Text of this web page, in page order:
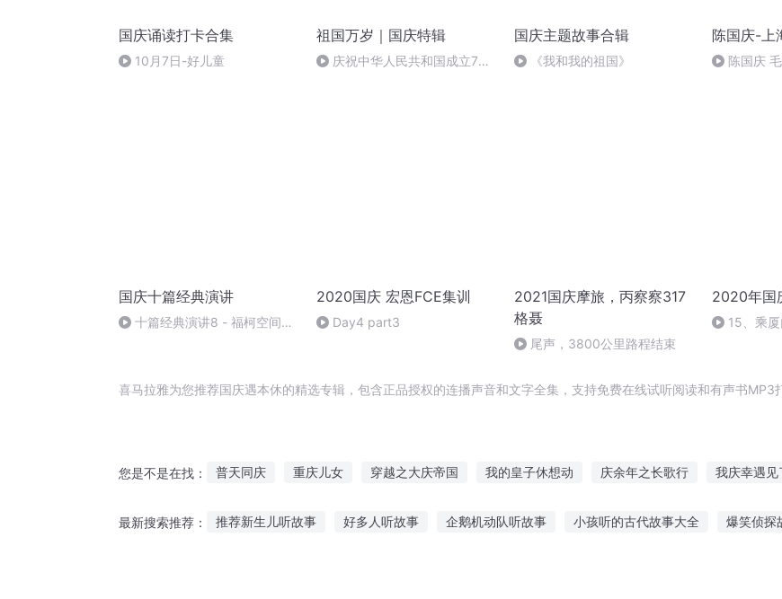
国庆诵读打卡合集
10月7日-好儿童
祖国万岁｜国庆特辑
庆祝中华人民共和国成立73
国庆主题故事合辑
《我和我的祖国》
陈国庆-上
陈国庆
国庆十篇经典演讲
十篇经典演讲8 - 福柯空间回
2020国庆 宏恩FCE集训
Day4 part3
2021国庆摩旅，丙察察317
格聂
尾声，3800公里路程结束
2020年国
15、乘
喜马拉雅为您推荐国庆遇本休的精选专辑，包含正品授权的连播声音和文字全集，支持免费在线试听阅读和有声书MP3
您是不是在找： 普天同庆 重庆儿女 穿越之大庆帝国 我的皇子休想动 庆余年之长歌行 我庆幸遇
最新搜索推荐： 推荐新生儿听故事 好多人听故事 企鹅机动队听故事 小孩听的古代故事大全 爆笑侦探